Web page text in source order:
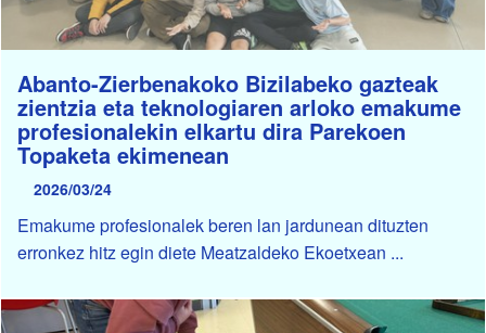
Abanto-Zierbenakoko Bizilabeko gazteak
zientzia eta teknologiaren arloko emakume
profesionalekin elkartu dira Parekoen
Topaketa ekimenean
2026/03/24
Emakume profesionalek beren lan jardunean dituzten
erronkez hitz egin diete Meatzaldeko Ekoetxean ...